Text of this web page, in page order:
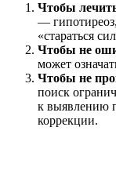
Чтобы
—
«стараться
Чтобы не
может
Чтобы не
поиск
к выявлению
коррекции.